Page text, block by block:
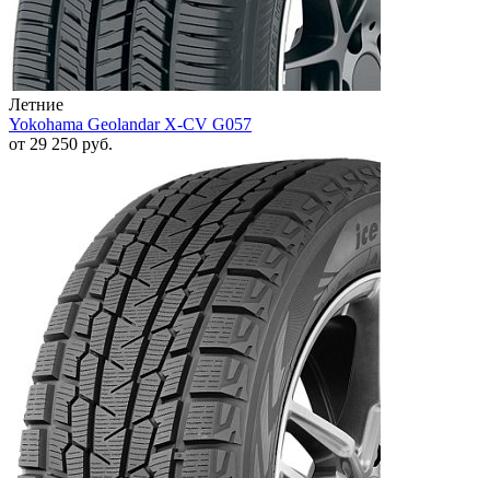
Летние
Yokohama Geolandar X-CV G057
от 29 250 руб.